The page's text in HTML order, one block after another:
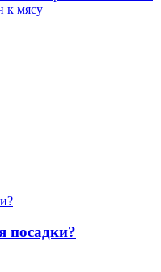
к мясу
посадки?